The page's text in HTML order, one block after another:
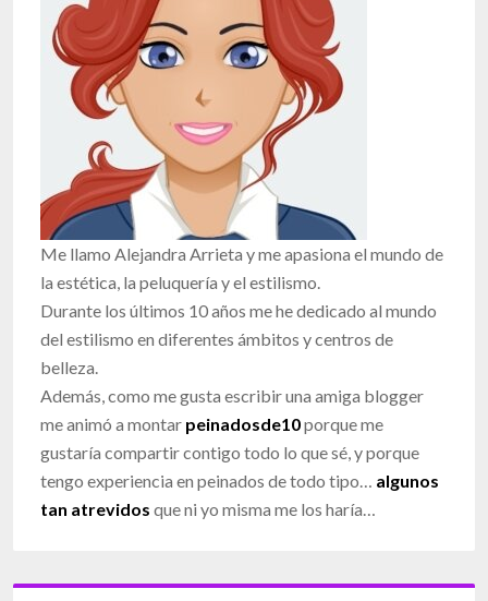
Me llamo Alejandra Arrieta y me apasiona el mundo de
la estética, la peluquería y el estilismo.
Durante los últimos 10 años me he dedicado al mundo
del estilismo en diferentes ámbitos y centros de
belleza.
Además, como me gusta escribir una amiga blogger
me animó a montar peinadosde10porque me
gustaría compartir contigo todo lo que sé, y porque
tengo experiencia en peinados de todo tipo… algunos
tan atrevidos que ni yo misma me los haría…